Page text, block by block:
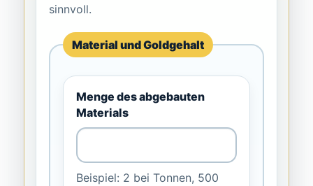
sinnvoll.
Material und Goldgehalt
Menge des abgebauten
Materials
Beispiel: 2 bei Tonnen, 500